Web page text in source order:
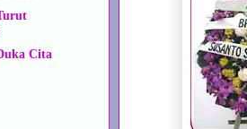
Cita